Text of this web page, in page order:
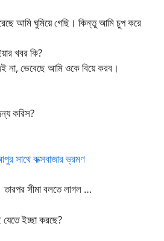
আমি ঘুমিয়ে গেছি। কিন্তু আমি চুপ করে
খবর কি?
না, ভেবেছে আমি ওকে বিয়ে করব।
করিস?
সাথে কক্সবাজার ভ্রমণ
সীমা বলতে লাগল …
যেতে ইচ্ছা করছে?